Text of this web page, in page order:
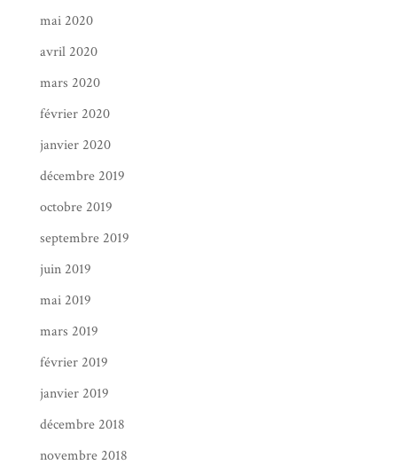
mai 2020
avril 2020
mars 2020
février 2020
janvier 2020
décembre 2019
octobre 2019
septembre 2019
juin 2019
mai 2019
mars 2019
février 2019
janvier 2019
décembre 2018
novembre 2018